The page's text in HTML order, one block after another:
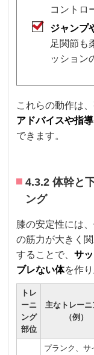
コントロ
ジャンプ
足関節も
ッション
これらの動作は
アドバイスや指
できます。
4.3.2 体幹と
ング
膝の安定性には
の筋力が大きく
することで、サ
ブレない体を作
トレ
ーニ
ング
部位
主なトレーニ
（例）
プランク、サ